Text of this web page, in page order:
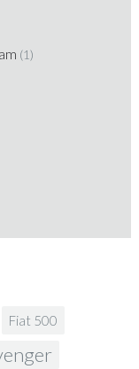
(1)
Fiat 500